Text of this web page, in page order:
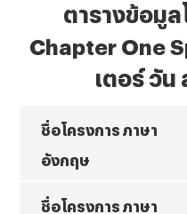
ตารางข้อมูล
Chapter One
เตอร์ วัน
ชื่อโครงการ ภาษา
อังกฤษ
ชื่อโครงการ ภาษา